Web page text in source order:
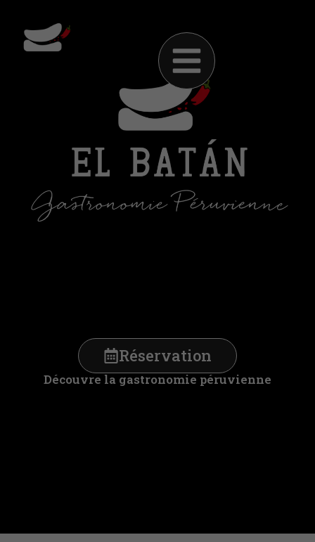
Réservation
Découvre la gastronomie péruvienne